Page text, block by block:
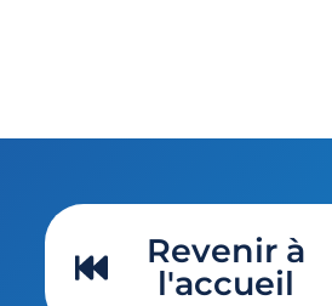
Revenir à
l'accueil